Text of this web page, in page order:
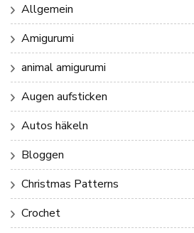
Allgemein
Amigurumi
animal amigurumi
Augen aufsticken
Autos häkeln
Bloggen
Christmas Patterns
Crochet